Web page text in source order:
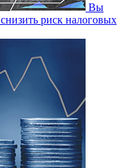
Вы
риск налоговых